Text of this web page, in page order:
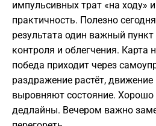
импульсивных трат «на ходу»
практичность. Полезно
результата один важный
контроля и облегчения. Карта
победа приходит через
раздражение растёт,
выровняют состояние. Хорошо
дедлайны. Вечером важно